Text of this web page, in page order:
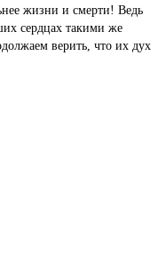
жизни и смерти! Ведь
сердцах такими же
верить, что их дух